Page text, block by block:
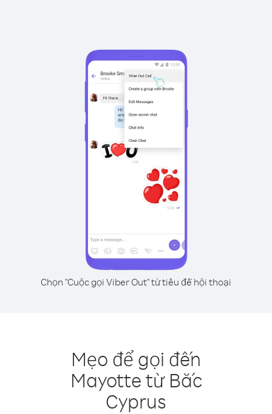
Chọn "Cuộc gọi Viber Out" từ tiêu đề hội thoại
Mẹo để gọi đến
Mayotte từ Bắc
Cyprus